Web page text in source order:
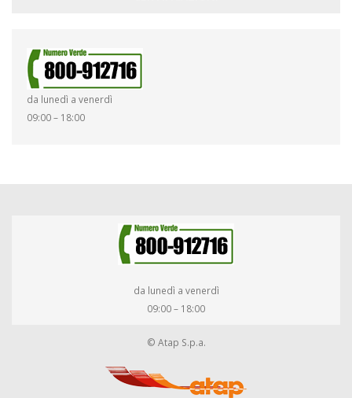
da lunedì a venerdì
09:00 – 18:00
da lunedì a venerdì
09:00 – 18:00
© Atap S.p.a.